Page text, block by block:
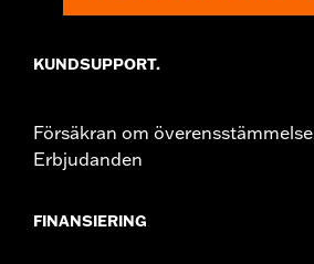
KUNDSUPPORT.
Försäkran om överensstämmelse
Erbjudanden
FINANSIERING